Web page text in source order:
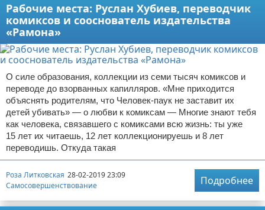
Рабочие места: Руслан Хубиев, переводчик
комиксов и сооснователь издательства
«Рамона»
О силе образования, коллекции из семи тысяч комиксов и
переводе до взорванных капилляров. «Мне приходится
объяснять родителям, что Человек-паук не заставит их
детей убивать» — о любви к комиксам — Многие знают тебя
как человека, связавшего с комиксами всю жизнь: ты уже
15 лет их читаешь, 12 лет коллекционируешь и 8 лет
переводишь. Откуда такая
Роза Литковская 28-02-2019 23:09
Самосовершенствование
Подробнее